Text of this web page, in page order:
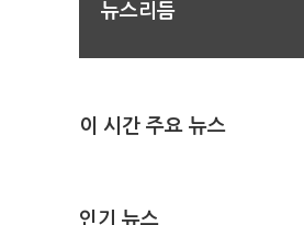
뉴스리듬
이 시간 주요 뉴스
인기 뉴스